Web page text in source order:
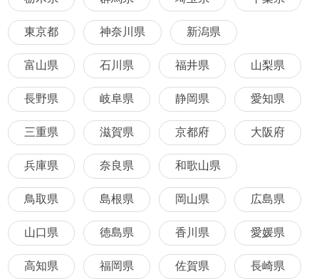
東京都 神奈川県 新潟県
富山県 石川県 福井県 山梨県
長野県 岐阜県 静岡県 愛知県
三重県 滋賀県 京都府 大阪府
兵庫県 奈良県 和歌山県
鳥取県 島根県 岡山県 広島県
山口県 徳島県 香川県 愛媛県
高知県 福岡県 佐賀県 長崎県